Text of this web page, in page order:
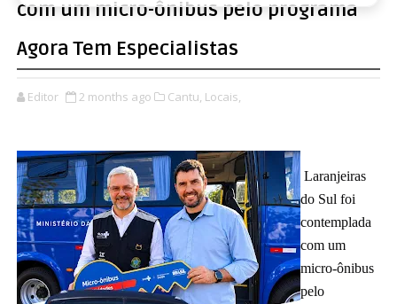
com um micro-ônibus pelo programa
Agora Tem Especialistas
Editor 2 months ago Cantu, Locais,
Laranjeiras
do Sul foi
contemplada
com um
micro-ônibus
pelo